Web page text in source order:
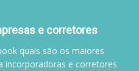
e corretores
quais são os maiores
incorporadoras e corretores